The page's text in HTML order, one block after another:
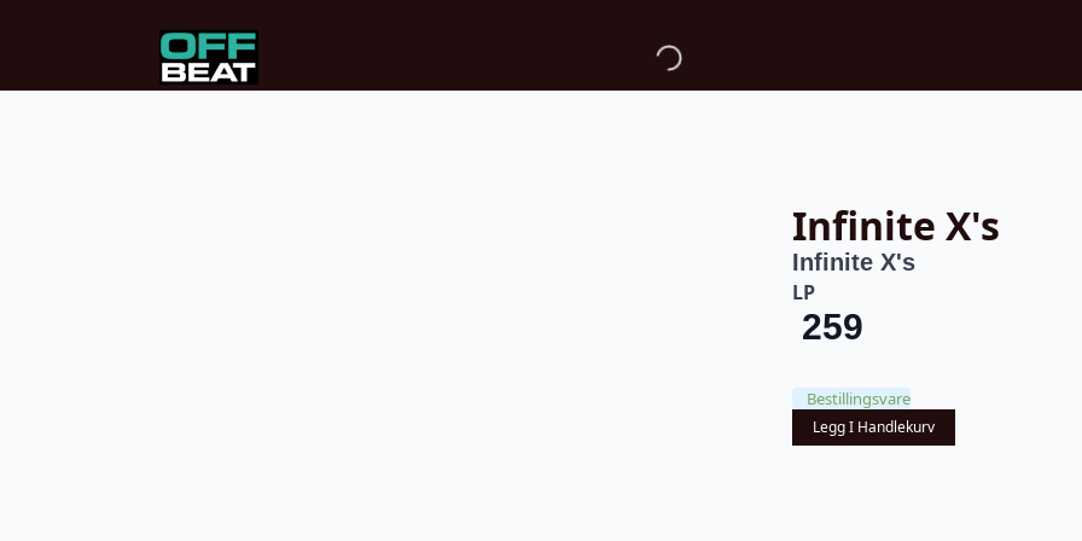
Infinite X's
Infinite X's
LP
259
Bestillingsvare
Legg I Handlekurv